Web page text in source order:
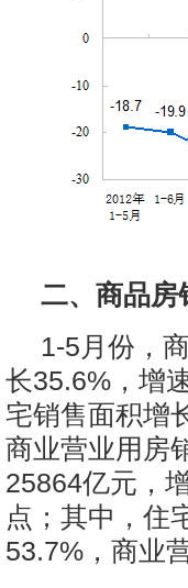
二、商品房
1-5月份，
长35.6%，增
宅销售面积增
商业营业用房
25864亿元，
点；其中，住
53.7%，商业